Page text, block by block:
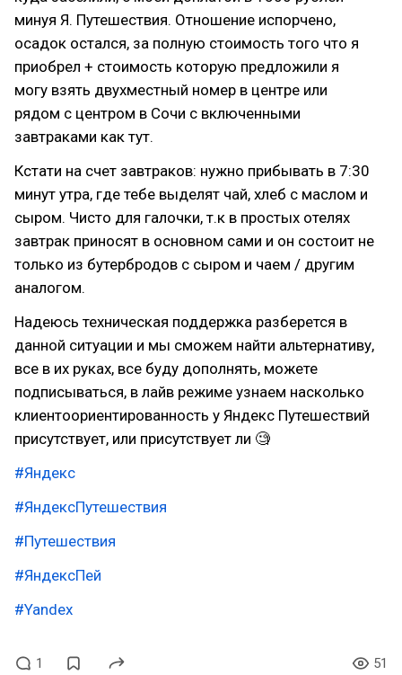
минуя Я. Путешествия. Отношение испорчено,
осадок остался, за полную стоимость того что я
приобрел + стоимость которую предложили я
могу взять двухместный номер в центре или
рядом с центром в Сочи с включенными
завтраками как тут.
Кстати на счет завтраков: нужно прибывать в 7:30
минут утра, где тебе выделят чай, хлеб с маслом и
сыром. Чисто для галочки, т.к в простых отелях
завтрак приносят в основном сами и он состоит не
только из бутербродов с сыром и чаем / другим
аналогом.
Надеюсь техническая поддержка разберется в
данной ситуации и мы сможем найти альтернативу,
все в их руках, все буду дополнять, можете
подписываться, в лайв режиме узнаем насколько
клиентоориентированность у Яндекс Путешествий
присутствует, или присутствует ли 🧐
#Яндекс
#ЯндексПутешествия
#Путешествия
#ЯндексПей
#Yandex
1 51